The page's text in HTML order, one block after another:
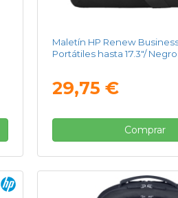
Maletín HP Renew
Portátiles hasta 17.3"/ Negro
29,75 €
Comprar